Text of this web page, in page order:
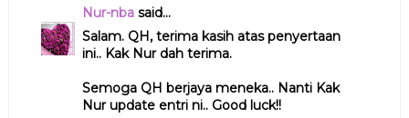
Nur-nbasaid...
Salam. QH, terima kasih atas penyertaan
ini.. Kak Nur dah terima.
Semoga QH berjaya meneka.. Nanti Kak
Nur update entri ni.. Good luck!!